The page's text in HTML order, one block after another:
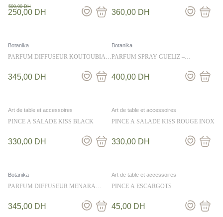
250,00 DH
500,00DH
360,00 DH
Botanika
PARFUM DIFFUSEUR KOUTOUBIA
345,00 DH
Botanika
PARFUM SPRAY GUELIZ –
400,00 DH
Art de table et accessoires
PINCE A SALADE KISS BLACK
330,00 DH
Art de table et accessoires
PINCE A SALADE KISS ROUGE INOX
330,00 DH
Botanika
PARFUM DIFFUSEUR MENARA
345,00 DH
Art de table et accessoires
PINCE A ESCARGOTS
45,00 DH